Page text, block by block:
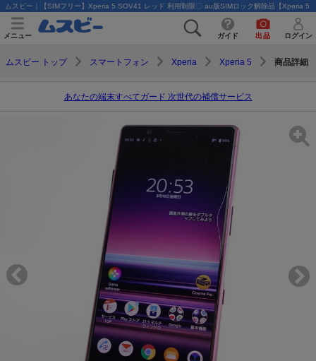
ムスビー｜【SIMフリー】Xperia 5 SOV41 レッド 利用制限〇 au版SIMロック解除品【Xperia 5
メニュー ガイド 出品 ログイン
ムスビー トップ スマートフォン Xperia Xperia 5 商品詳細
あなたの端末すべてガード 次世代の補償サービス